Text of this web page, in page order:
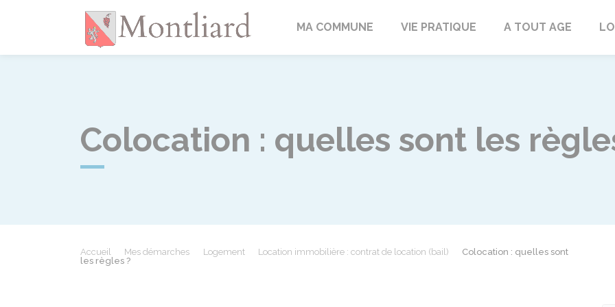
MontliardMA COMMUNE VIE PRATIQUE A TOUT AGE
Colocation : quelles sont les
Accueil Mes démarches Logement Location immobilière : contrat de location (bail)
Colocation : quelles sont
les règles ?